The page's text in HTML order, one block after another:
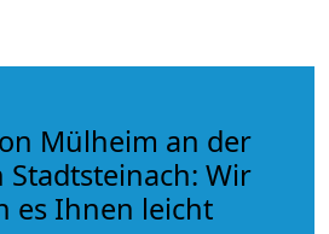
Mülheim an der
Stadtsteinach: Wir
es Ihnen leicht